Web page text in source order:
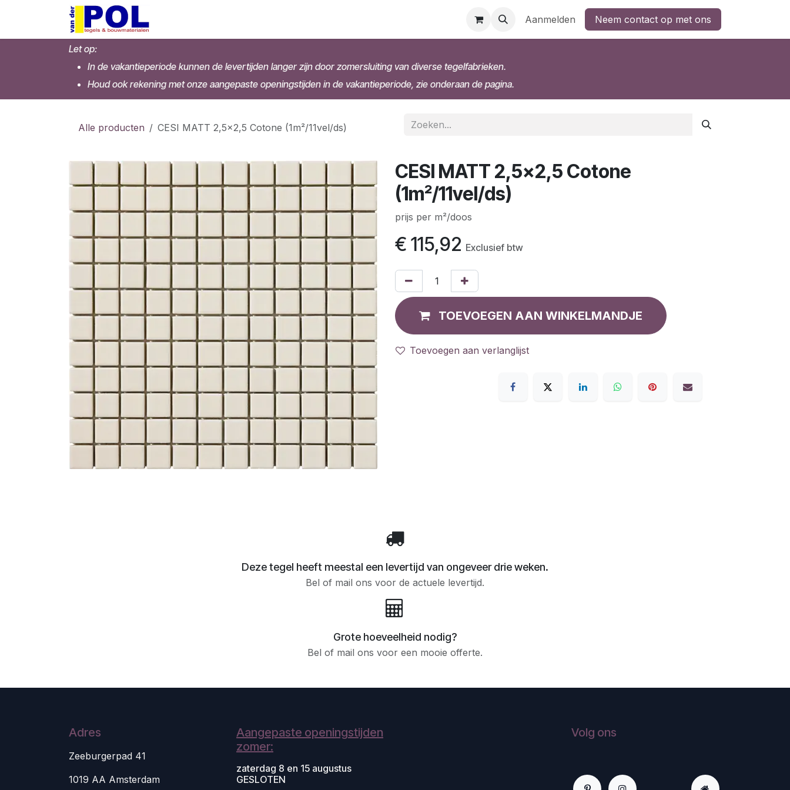
Overslaan naar inhoud
Aanmelden Neem contact op met ons
Let op:
In de vakantieperiode kunnen de levertijden langer zijn door zomersluiting van diverse tegelfabrieken.
Houd ook rekening met onze aangepaste openingstijden in de vakantieperiode, zie onderaan de pagina.
Alle producten CESI MATT 2,5x2,5 Cotone (1m²/11vel/ds)
CESI MATT 2,5x2,5 Cotone
(1m²/11vel/ds)
prijs per m²/doos
€ 115,92 Exclusief btw
TOEVOEGEN AAN WINKELMANDJE
Toevoegen aan verlanglijst
Deze tegel heeft meestal een levertijd van ongeveer drie weken.
Bel of mail ons voor de actuele levertijd.
Grote hoeveelheid nodig?
Bel of mail ons voor een mooie offerte.
Adres
Zeeburgerpad 41
1019 AA Amsterdam
Aangepaste openingstijden
zomer:
zaterdag 8 en 15 augustus
GESLOTEN
Volg ons